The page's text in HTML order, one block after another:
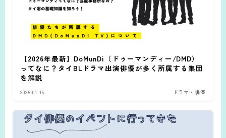
【2026年最新】DoMunDi（ドゥーマンディー/DMD）
ってなに？タイBLドラマ出演俳優が多く所属する集団
を解説
2026.01.16 ドラマ・俳優